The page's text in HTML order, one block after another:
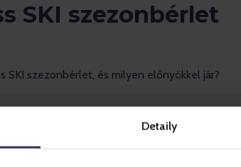
Detaily
SKI szezonbérlet
SKI szezonbérlet, és milyen előnyökkel jár?
vannak a Gopass SKI szezonbérletnek?